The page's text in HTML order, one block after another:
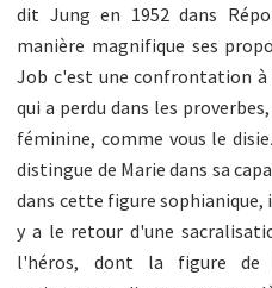
dit Jung en 1952 dans
manière magnifique ses
Job c'est une confrontation à
qui a perdu dans les
féminine, comme vous le
distingue de Marie dans sa
dans cette figure sophianique,
y a le retour d'une
l'héros, dont la figure de